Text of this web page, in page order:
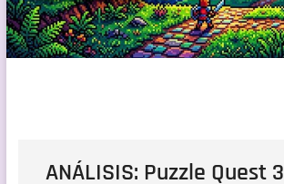
ANÁLISIS: Puzzle Quest 3